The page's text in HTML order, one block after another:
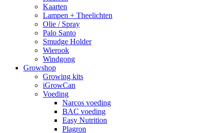
Kaarten
Lampen + Theelichten
Olie / Spray
Palo Santo
Smudge Holder
Wierook
Windgong
Growshop
Growing kits
iGrowCan
Voeding
Narcos voeding
BAC voeding
Easy Nutrition
Plagron